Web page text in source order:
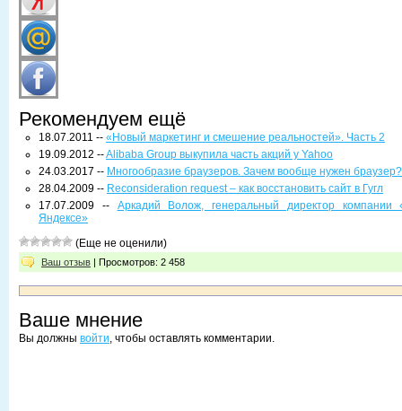
Рекомендуем ещё
18.07.2011 -- «Новый маркетинг и смешение реальностей». Часть 2
19.09.2012 --Alibaba Group выкупила часть акций у Yahoo
24.03.2017 -- Многообразие браузеров. Зачем вообще нужен браузер?
28.04.2009 -- Reconsideration request – как восстановить сайт в Гугл
17.07.2009 -- Аркадий Волож, генеральный директор компании
Яндексе»
(Еще не оценили)
Ваш отзыв | Просмотров: 2 458
Ваше мнение
Вы должны войти, чтобы оставлять комментарии.